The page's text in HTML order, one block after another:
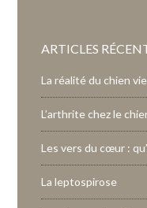
ARTICLES
La réalité du chien
L’arthrite chez le
Les vers du cœur :
La leptospirose